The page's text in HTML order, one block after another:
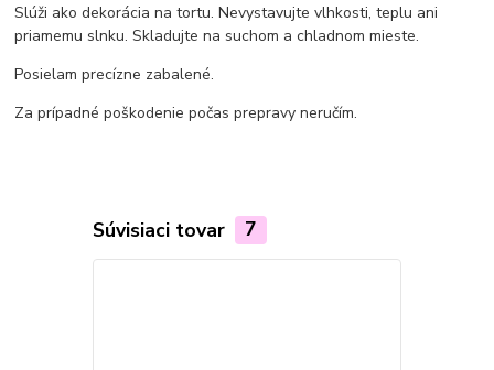
Slúži ako dekorácia na tortu. Nevystavujte vlhkosti, teplu ani
priamemu slnku. Skladujte na suchom a chladnom mieste.
Posielam precízne zabalené.
Za prípadné poškodenie počas prepravy neručím.
Súvisiaci tovar 7